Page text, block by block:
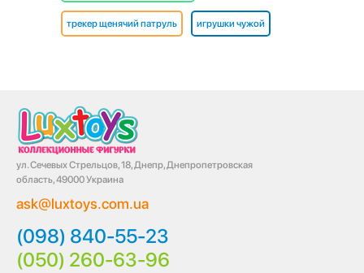
трекер щенячий патруль игрушки чужой
ул. Сечевых Стрельцов, 18, Днепр, Днепропетровская
область, 49000 Украина
ask@luxtoys.com.ua
(098) 840-55-23
(050) 260-63-96